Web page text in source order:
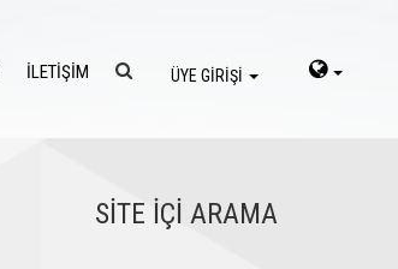
İLETİŞİM ÜYE GİRİŞİ
SİTE İÇİ ARAMA